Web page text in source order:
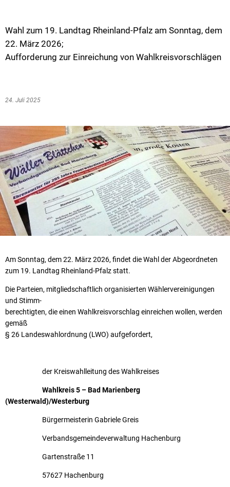
Wahl zum 19. Landtag Rheinland-Pfalz am Sonntag, dem
22. März 2026;
Aufforderung zur Einreichung von Wahlkreisvorschlägen
24. Juli 2025
Am Sonntag, dem 22. März 2026, findet die Wahl der Abgeordneten
zum 19. Landtag Rheinland-Pfalz statt.
Die Parteien, mitgliedschaftlich organisierten Wählervereinigungen
und Stimm-
berechtigten, die einen Wahlkreisvorschlag einreichen wollen, werden
gemäß
§ 26 Landeswahlordnung (LWO) aufgefordert,
der Kreiswahlleitung des Wahlkreises
Wahlkreis 5 – Bad Marienberg
(Westerwald)/Westerburg
Bürgermeisterin Gabriele Greis
Verbandsgemeindeverwaltung Hachenburg
Gartenstraße 11
57627 Hachenburg